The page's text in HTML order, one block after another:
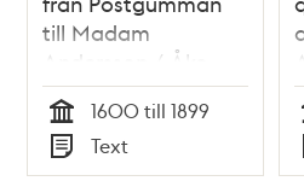
till Madam
Andersson / Åke
Abrahamsson
Tid
1600 till 1899
Typ
Text